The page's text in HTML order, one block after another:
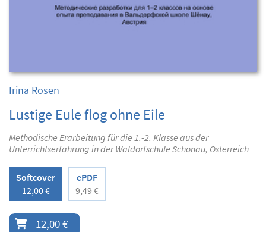
Irina Rosen
Lustige Eule flog ohne Eile
Methodische Erarbeitung für die 1.-2. Klasse aus der
Unterrichtserfahrung in der Waldorfschule Schönau, Österreich
Softcover
12,00 €
ePDF
9,49 €
12,00 €